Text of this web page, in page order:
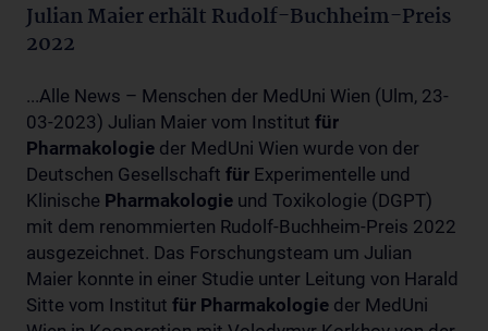
Julian Maier erhält Rudolf-Buchheim-Preis
2022
...Alle News – Menschen der MedUni Wien (Ulm, 23-
03-2023) Julian Maier vom Institut für
Pharmakologie der MedUni Wien wurde von der
Deutschen Gesellschaft für Experimentelle und
Klinische Pharmakologie und Toxikologie (DGPT)
mit dem renommierten Rudolf-Buchheim-Preis 2022
ausgezeichnet. Das Forschungsteam um Julian
Maier konnte in einer Studie unter Leitung von Harald
Sitte vom Institut für Pharmakologie der MedUni